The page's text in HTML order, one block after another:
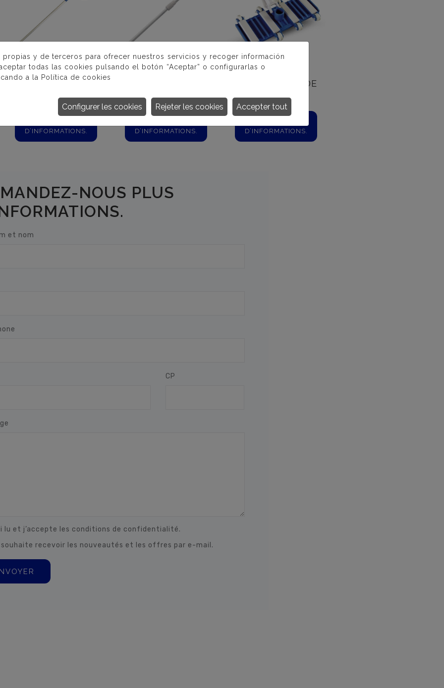
D’INFORMATIONS.
D’INFORMATIONS.
ASPIRATEURS DE
D’INFORMATIONS.
NOUS PLUS
et nom
CP
lu et j’accepte les conditions de confidentialité.
recevoir les nouveautés et les offres par e-mail.
propias y de terceros para ofrecer nuestros servicios y recoger información
todas las cookies pulsando el botón “Aceptar” o configurarlas o
a la Política de cookies
Accepter tout
Rejeter les cookies
Configurer les cookies